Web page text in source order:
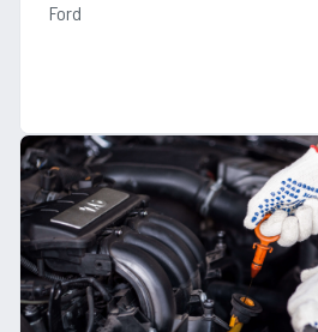
Ford